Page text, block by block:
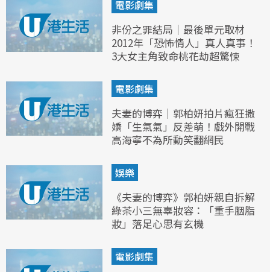
電影劇集
非份之罪結局｜最後單元取材
2012年「恐怖情人」真人真事！
3大女主角致命桃花劫超驚悚
電影劇集
夫妻的博弈｜郭柏妍拍片瘋狂撒
嬌「生氣氣」反差萌！戲外開戰
高海寧不為所動笑翻網民
娛樂
《夫妻的博弈》郭柏妍親自拆解
綠茶小三無辜妝容：「重手胭脂
妝」落足心思有玄機
電影劇集